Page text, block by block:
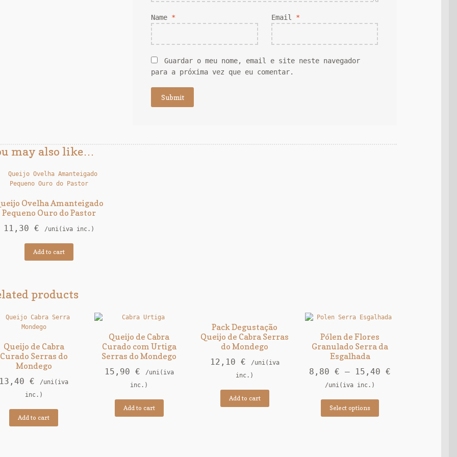
Name * Email *
Guardar o meu nome, email e site neste navegador
para a próxima vez que eu comentar.
may also like…
Ovelha Amanteigado
Pequeno Ouro do Pastor
11,30 € /uni(iva inc.)
Add to cart
products
Queijo de Cabra
Curado Serras do
Mondego
€
/uni(iva
inc.)
Add to cart
Queijo de Cabra
Curado com Urtiga
Serras do Mondego
15,90 €
/uni(iva
inc.)
Add to cart
Pack Degustação
Queijo de Cabra Serras
do Mondego
12,10 €
/uni(iva
inc.)
Add to cart
Pólen de Flores
Granulado Serra da
Esgalhada
8,80€ – 15,40€
/uni(iva inc.)
Select options